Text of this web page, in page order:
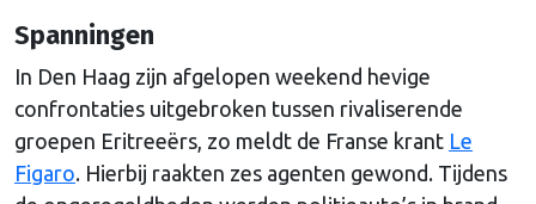
Spanningen
In Den Haag zijn afgelopen weekend hevige
confrontaties uitgebroken tussen rivaliserende
groepen Eritreeërs, zo meldt de Franse krant Le
Figaro. Hierbij raakten zes agenten gewond. Tijdens